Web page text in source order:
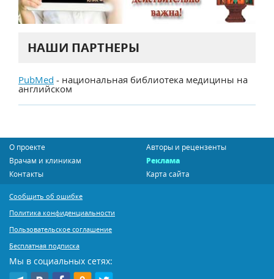
НАШИ ПАРТНЕРЫ
PubMed - национальная библиотека медицины на
английском
О проекте
Авторы и рецензенты
Врачам и клиникам
Реклама
Контакты
Карта сайта
Сообщить об ошибке
Политика конфиденциальности
Пользовательское соглашение
Бесплатная подписка
Мы в социальных сетях: